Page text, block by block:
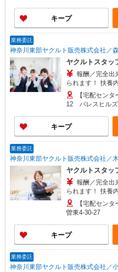
10万円（3ヶ月間
※延長制度あり ※研修期間：（日給2,500円、13
日間） 収入保障
キープ
業務委託
神奈川東部ヤクルト販売株式会社／
ヤクルトスタッ
報酬／完全出
られます！ 扶養
均収入 230,000円 ◎扶養の範囲内OK ◎扶
囲を超えた高収
10万円（3ヶ月間
※延長制度あり ※研修期間：（日給2,500円、13
日間） 収入保障
【宅配セン
12 パレスヒルズ
キープ
業務委託
神奈川東部ヤクルト販売株式会社／
ヤクルトスタッ
報酬／完全出
られます！ 扶養
均収入 230,000円 ◎扶養の範囲内OK ◎扶
囲を超えた高収
わせて最大限に考慮します。
10万円（3ヶ月間
※延長制度あり ※研修期間：（日給2,500円、13
日間） 収入保障
【宅配セン
曽東4-30-27
キープ
業務委託
神奈川東部ヤクルト販売株式会社／